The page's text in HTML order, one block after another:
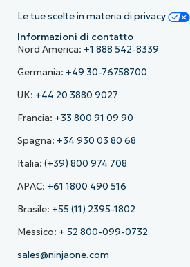
Le tue scelte in materia di privacy
Informazioni di contatto
Nord America: +1 888 542-8339
Germania: +49 30-76758700
UK: +44 20 3880 9027
Francia: +33 800 91 09 90
Spagna: +34 930 03 80 68
Italia: (+39) 800 974 708
APAC: +61 1800 490 516
Brasile: +55 (11) 2395-1802
Messico: + 52 800-099-0732
sales@ninjaone.com